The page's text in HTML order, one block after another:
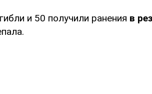
и 50 получили ранения в